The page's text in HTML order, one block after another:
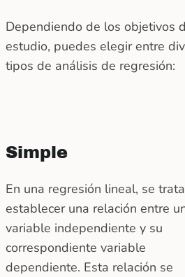
Dependiendo de los objetivos
estudio, puedes elegir entre
tipos de análisis de regresión:
Simple
En una regresión lineal, se
establecer una relación entre
variable independiente y su
correspondiente variable
dependiente. Esta relación se